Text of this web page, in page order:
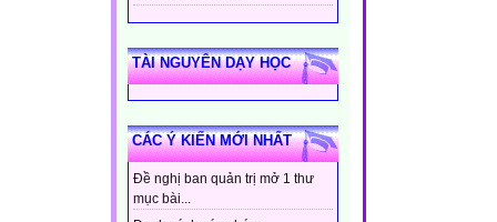
TÀI NGUYÊN DẠY HỌC
CÁC Ý KIẾN MỚI NHẤT
Đề nghị ban quản trị mở 1 thư
mục bài...